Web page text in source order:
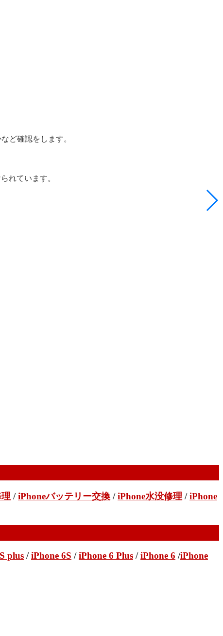
ど確認をします。
れています。
/iPhoneバッテリー交換 /iPhone水没修理 /iPhone
plus /iPhone 6S /iPhone 6 Plus /iPhone 6 /iPhone